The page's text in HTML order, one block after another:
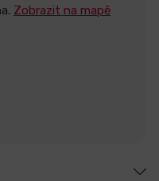
Zobrazit na mapě